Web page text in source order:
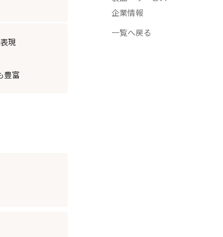
現
豊富
企業情報
一覧へ戻る